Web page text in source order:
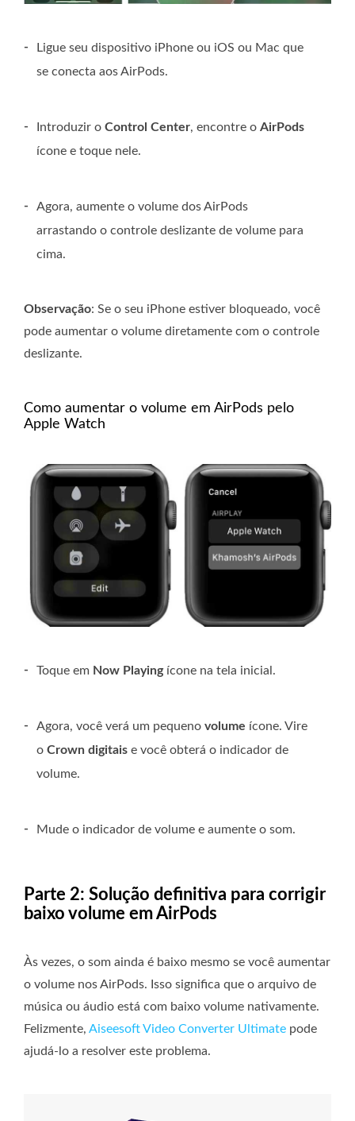
-
Ligue seu dispositivo iPhone ou iOS ou Mac que
se conecta aos AirPods.
- Introduzir o Control Center, encontre o AirPods
ícone e toque nele.
-
Agora, aumente o volume dos AirPods
arrastando o controle deslizante de volume para
cima.
Observação: Se o seu iPhone estiver bloqueado, você
pode aumentar o volume diretamente com o controle
deslizante.
Como aumentar o volume em AirPods pelo
Apple Watch
- Toque em Now Playingícone na tela inicial.
- Agora, você verá um pequeno volume ícone. Vire
o Crown digitais e você obterá o indicador de
volume.
- Mude o indicador de volume e aumente o som.
Parte 2: Solução definitiva para corrigir
baixo volume em AirPods
Às vezes, o som ainda é baixo mesmo se você aumentar
o volume nos AirPods. Isso significa que o arquivo de
música ou áudio está com baixo volume nativamente.
Felizmente, Aiseesoft Video Converter Ultimate pode
ajudá-lo a resolver este problema.